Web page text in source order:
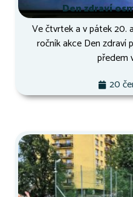
Den zdraví
Ve čtvrtek a v pátek 20.
ročník akce Den zdraví
předem
20